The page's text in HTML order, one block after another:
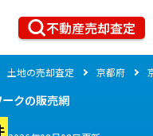
不動産売却査定
土地の売却査定 京都府
クの販売網